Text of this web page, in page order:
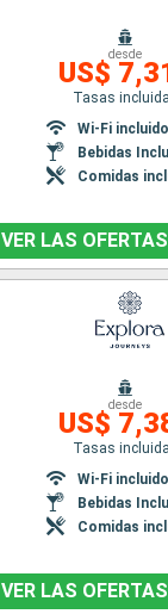
desde
US$
Tasas
Wi-Fi incluido
Bebidas
Comidas
VER LAS OFERTAS
desde
US$
Tasas
Wi-Fi incluido
Bebidas
Comidas
VER LAS OFERTAS